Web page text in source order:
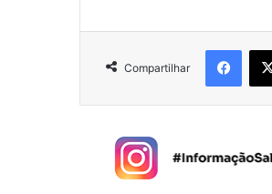
Compartilhar